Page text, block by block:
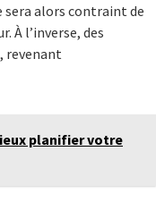
sera alors contraint de
À l’inverse, des
revenant
planifier votre